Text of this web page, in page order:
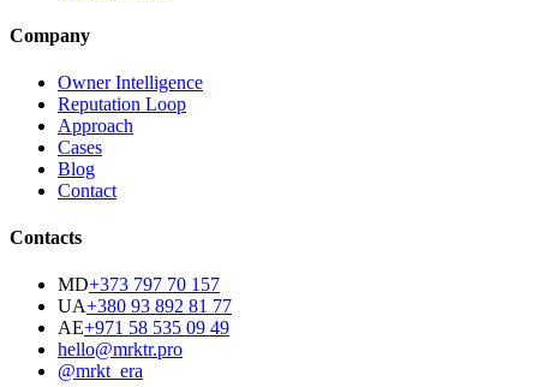
Company
Owner Intelligence
Reputation Loop
Approach
Cases
Blog
Contact
Contacts
MD+373 797 70 157
UA+380 93 892 81 77
AE+971 58 535 09 49
hello@mrktr.pro
@mrkt_era